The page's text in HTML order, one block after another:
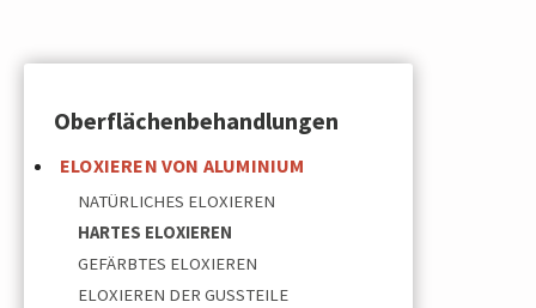
Oberflächenbehandlungen
ELOXIEREN VON ALUMINIUM
NATÜRLICHES ELOXIEREN
HARTES ELOXIEREN
GEFÄRBTES ELOXIEREN
ELOXIEREN DER GUSSTEILE